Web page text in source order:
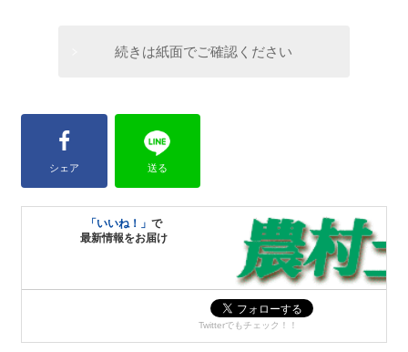
続きは紙面でご確認ください
シェア 送る
「いいね！」で
最新情報をお届け
Twitterでもチェック！！